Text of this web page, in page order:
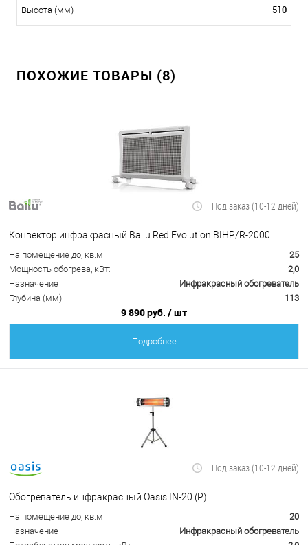
Высота (мм) 510
ПОХОЖИЕ ТОВАРЫ (8)
Под заказ (10-12 дней)
Конвектор инфракрасный Ballu Red Evolution BIHP/R-2000
На помещение до, кв.м
25
Мощность обогрева, кВт:
2,0
Назначение
Инфракрасный обогреватель
Глубина (мм)
113
9 890 руб. / шт
Подробнее
Под заказ (10-12 дней)
Обогреватель инфракрасный Oasis IN-20 (P)
На помещение до, кв.м
20
Назначение
Инфракрасный обогреватель